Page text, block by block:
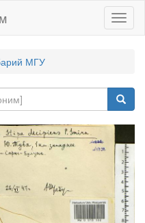
МГУ